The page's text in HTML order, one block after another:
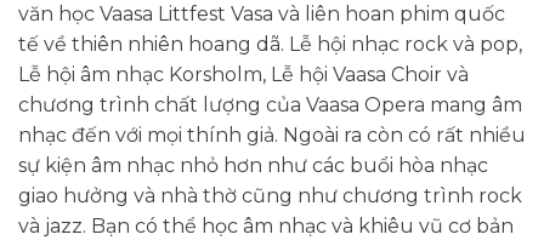
văn học Vaasa Littfest Vasa và liên hoan phim quốc
tế về thiên nhiên hoang dã. Lễ hội nhạc rock và pop,
Lễ hội âm nhạc Korsholm, Lễ hội Vaasa Choir và
chương trình chất lượng của Vaasa Opera mang âm
nhạc đến với mọi thính giả. Ngoài ra còn có rất nhiều
sự kiện âm nhạc nhỏ hơn như các buổi hòa nhạc
giao hưởng và nhà thờ cũng như chương trình rock
và jazz. Bạn có thể học âm nhạc và khiêu vũ cơ bản